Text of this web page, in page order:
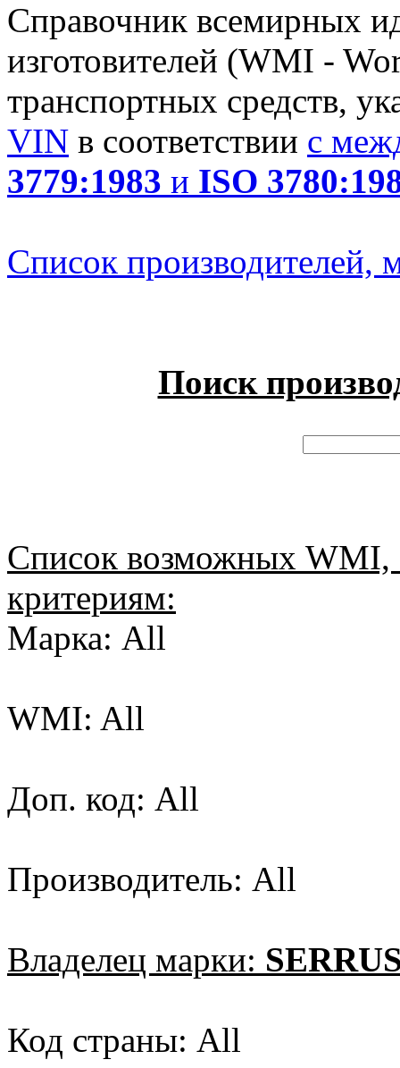
Справочник всемирных
изготовителей (WMI -
транспортных средств,
VIN в соответствии с
3779:1983 и ISO
Список производителей,
Поиск
Список возможных
критериям:
Марка: All
WMI: All
Доп. код: All
Производитель: All
Владелец марки:
Код страны: All